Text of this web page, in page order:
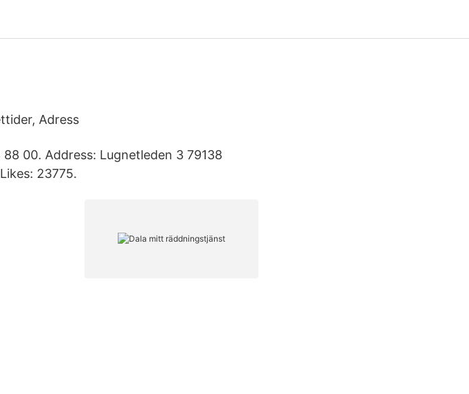
Adress
00. Address: Lugnetleden 3 79138
23775.